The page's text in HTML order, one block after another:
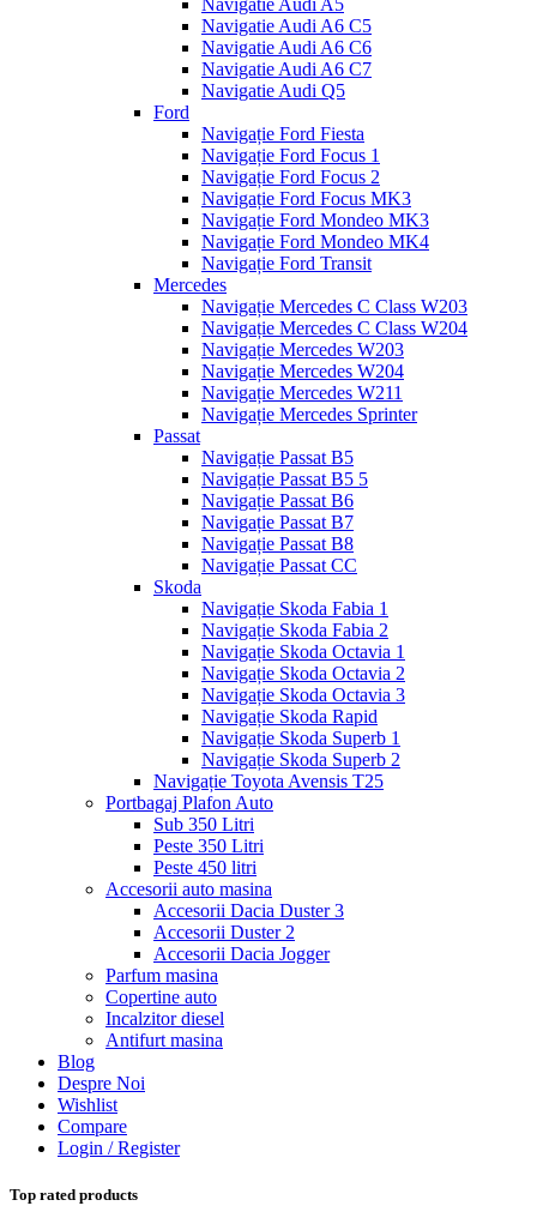
Navigatie Audi A5
Navigatie Audi A6 C5
Navigatie Audi A6 C6
Navigatie Audi A6 C7
Navigatie Audi Q5
Ford
Navigație Ford Fiesta
Navigație Ford Focus 1
Navigație Ford Focus 2
Navigație Ford Focus MK3
Navigație Ford Mondeo MK3
Navigație Ford Mondeo MK4
Navigație Ford Transit
Mercedes
Navigație Mercedes C Class W203
Navigație Mercedes C Class W204
Navigație Mercedes W203
Navigație Mercedes W204
Navigație Mercedes W211
Navigație Mercedes Sprinter
Passat
Navigație Passat B5
Navigație Passat B5 5
Navigație Passat B6
Navigație Passat B7
Navigație Passat B8
Navigație Passat CC
Skoda
Navigație Skoda Fabia 1
Navigație Skoda Fabia 2
Navigație Skoda Octavia 1
Navigație Skoda Octavia 2
Navigație Skoda Octavia 3
Navigație Skoda Rapid
Navigație Skoda Superb 1
Navigație Skoda Superb 2
Navigație Toyota Avensis T25
Portbagaj Plafon Auto
Sub 350 Litri
Peste 350 Litri
Peste 450 litri
Accesorii auto masina
Accesorii Dacia Duster 3
Accesorii Duster 2
Accesorii Dacia Jogger
Parfum masina
Copertine auto
Incalzitor diesel
Antifurt masina
Blog
Despre Noi
Wishlist
Compare
Login / Register
Top rated products